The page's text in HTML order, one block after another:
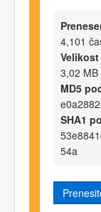
4,101
3,02 MB
MD5
SHA1
54a